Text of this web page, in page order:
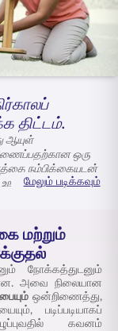
செலுத்துங்கள்
திட்டம்.
ஆயுள்
ஒரு
நம்பிக்கையுடன்
பிரீமியத்தின்
யுலிப் திட்டங்கள்
உங்கள் பணம்
மற்றும்
மேலும் படிக்கவும்
மற்றும்
நோக்கத்துடனும்
அவை நிலையான
ஒன்றிணைத்து,
படிப்படியாகப்
கவனம்